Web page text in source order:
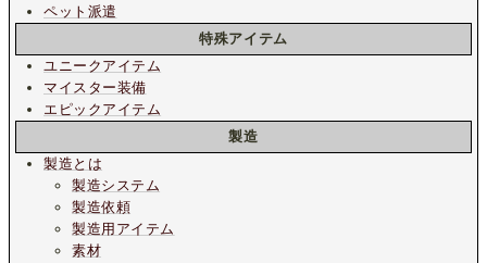
ペット派遣
特殊アイテム
ユニークアイテム
マイスター装備
エピックアイテム
製造
製造とは
製造システム
製造依頼
製造用アイテム
素材